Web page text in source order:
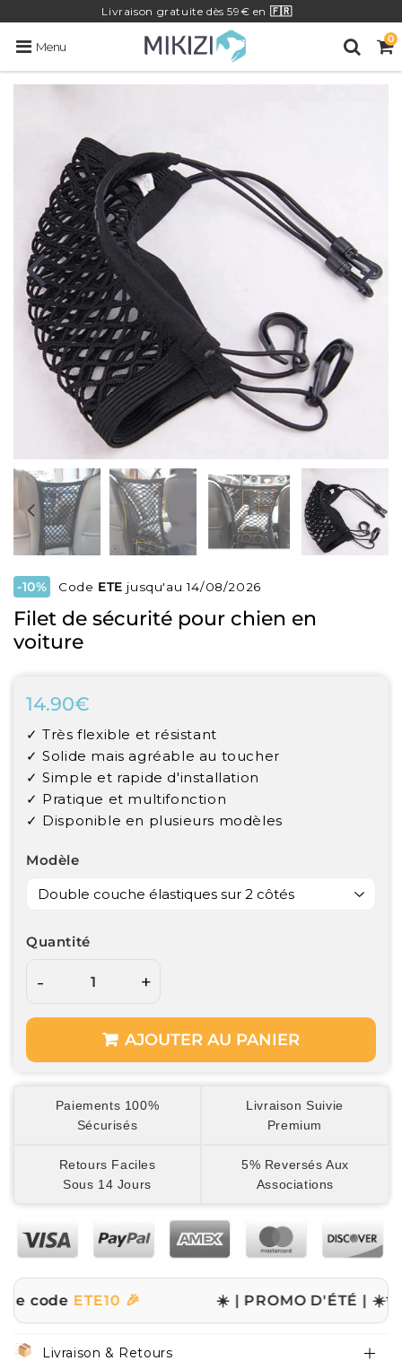
Livraison gratuite dès 59€ en 🇫🇷
Menu
0
-10% Code ETE jusqu'au 14/08/2026
Filet de sécurité pour chien en
voiture
14.90€
Unit
price
✓ Très flexible et résistant
✓ Solide mais agréable au toucher
✓ Simple et rapide d'installation
✓ Pratique et multifonction
✓ Disponible en plusieurs modèles
Modèle
Quantité
- +
AJOUTER AU PANIER
Paiements 100%
Sécurisés
Livraison Suivie
Premium
Retours Faciles
Sous 14 Jours
5% Reversés Aux
Associations
ETE10 🎉 ☀️ | PROMO D'ÉTÉ | ☀️✨ -10%
Livraison & Retours